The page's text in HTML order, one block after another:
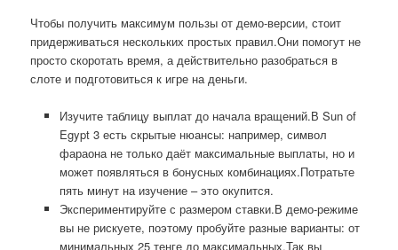
Чтобы получить максимум пользы от демо-версии, стоит
придерживаться нескольких простых правил.Они помогут не
просто скоротать время, а действительно разобраться в
слоте и подготовиться к игре на деньги.
Изучите таблицу выплат до начала вращений.В Sun of
Egypt 3 есть скрытые нюансы: например, символ
фараона не только даёт максимальные выплаты, но и
может появляться в бонусных комбинациях.Потратьте
пять минут на изучение – это окупится.
Экспериментируйте с размером ставки.В демо-режиме
вы не рискуете, поэтому пробуйте разные варианты: от
минимальных 25 тенге до максимальных.Так вы